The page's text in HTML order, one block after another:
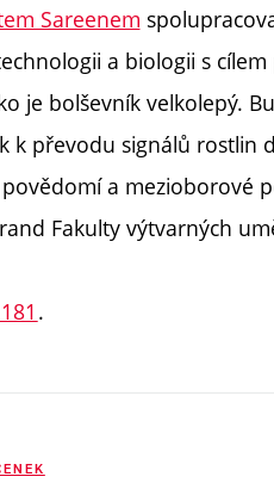
Sareenem
a biologii s
je bolševník velkolepý.
k převodu signálů rostlin
a mezioborové
Fakulty výtvarných
.